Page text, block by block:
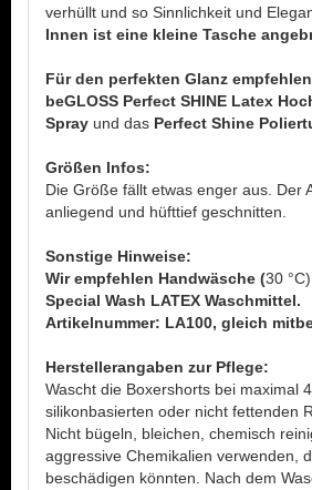
verhüllt und so Sinnlichkeit und
Innen ist eine kleine Tasche
Für den perfekten Glanz
beGLOSS Perfect SHINE Latex
Spray und das Perfect Shine
Größen Infos:
Die Größe fällt etwas enger aus. Der
anliegend und hüfttief geschnitten.
Sonstige Hinweise:
Wir empfehlen Handwäsche (30 °C)
Special Wash LATEX Waschmittel.
Artikelnummer: LA100, gleich
Herstellerangaben zur Pflege:
Wascht die Boxershorts bei maximal
silikonbasierten oder nicht fettenden
Nicht bügeln, bleichen, chemisch
aggressive Chemikalien verwenden,
beschädigen könnten. Nach dem